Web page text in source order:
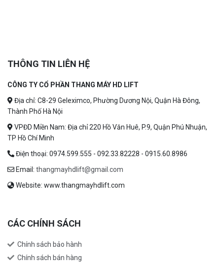
THÔNG TIN LIÊN HỆ
CÔNG TY CỔ PHẦN THANG MÁY HD LIFT
Địa chỉ: C8-29 Geleximco, Phường Dương Nội, Quận Hà Đông,
Thành Phố Hà Nội
VPĐD Miền Nam: Địa chỉ 220 Hồ Văn Huê, P.9, Quận Phú Nhuận,
TP Hồ Chí Minh
Điện thoại: 0974.599.555 - 092.33.82228 - 0915.60.8986
Email: thangmayhdlift@gmail.com
Website: www.thangmayhdlift.com
CÁC CHÍNH SÁCH
Chính sách bảo hành
Chính sách bán hàng